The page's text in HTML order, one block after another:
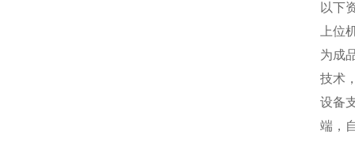
以下
上位
为成
技术
设备
端，